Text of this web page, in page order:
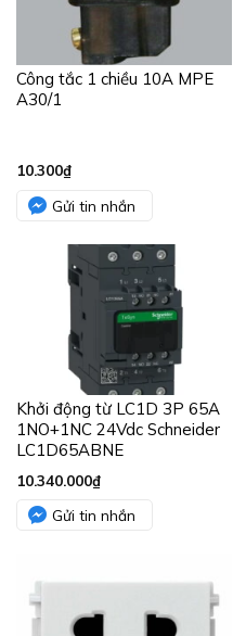
Công tắc 1 chiều 10A MPE
A30/1
10.300₫
Gửi tin nhắn
Khởi động từ LC1D 3P 65A
1NO+1NC 24Vdc Schneider
LC1D65ABNE
10.340.000₫
Gửi tin nhắn